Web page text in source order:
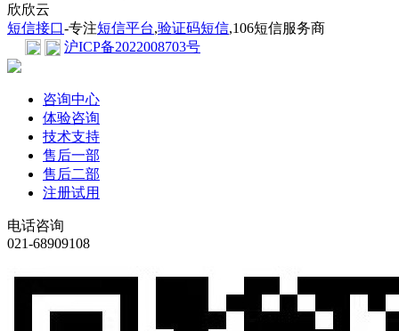
欣欣云
短信接口-专注短信平台,验证码短信,106短信服务商
沪ICP备2022008703号
咨询中心
体验咨询
技术支持
售后一部
售后二部
注册试用
电话咨询
021-68909108